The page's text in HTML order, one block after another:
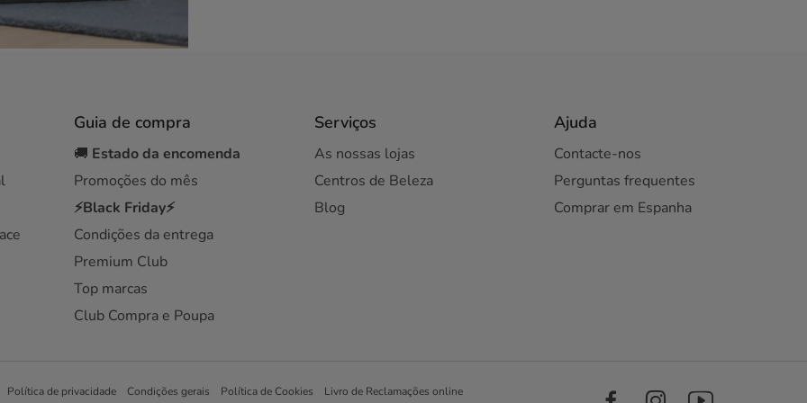
Guia de compra
🚚 Estado da encomenda
Promoções do mês
⚡Black Friday⚡
Condições da entrega
Premium Club
Top marcas
Club Compra e Poupa
Serviços
As nossas lojas
Centros de Beleza
Blog
Ajuda
Contacte-nos
Perguntas frequentes
Comprar em Espanha
Política de privacidade Condições gerais Política de Cookies Livro de Reclamações online